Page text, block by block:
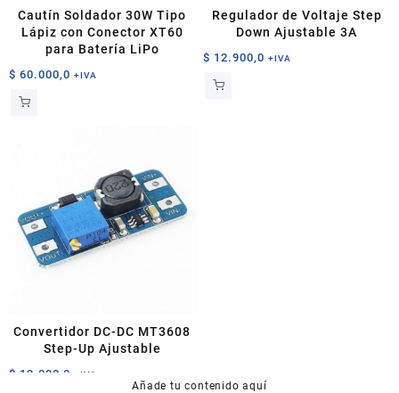
Cautín Soldador 30W Tipo
Lápiz con Conector XT60
para Batería LiPo
$ 60.000,0 +IVA
Regulador de Voltaje Step
Down Ajustable 3A
$ 12.900,0 +IVA
Convertidor DC-DC MT3608
Step-Up Ajustable
$ 12.000,0 +IVA
Añade tu contenido aquí